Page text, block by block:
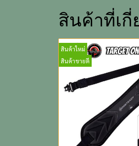
สินค้าที่เกี่
สินค้าใหม่
สินค้าขายดี